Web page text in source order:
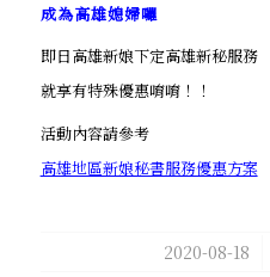
成為高雄媳婦囉
即日高雄新娘下定高雄新秘服務
就享有特殊優惠唷唷！！
活動內容請參考
高雄地區新娘秘書服務優惠方案
2020-08-18
/